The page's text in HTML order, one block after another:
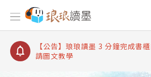
【公告】琅琅讀墨書櫃開通常見問
【公告】琅琅讀墨 3 分鐘完成書櫃
【公告】琅琅書店服務升級重要
查詢
【公告】琅琅讀墨數位閱讀資產